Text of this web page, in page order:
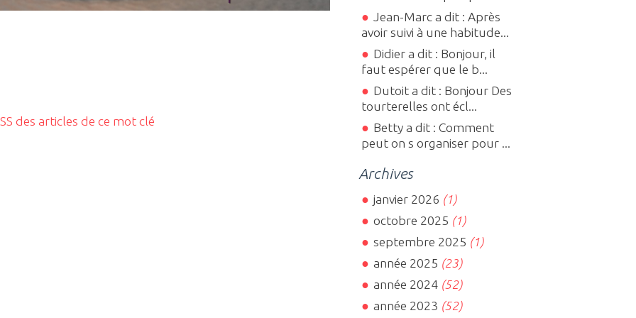
des articles de ce mot clé
Jean-Marc a dit : Après
avoir suivi à une habitude...
Didier a dit : Bonjour, il
faut espérer que le b...
Dutoit a dit : Bonjour Des
tourterelles ont écl...
Betty a dit : Comment
peut on s organiser pour ...
Archives
janvier 2026 (1)
octobre 2025 (1)
septembre 2025 (1)
année 2025 (23)
année 2024(52)
année 2023 (52)